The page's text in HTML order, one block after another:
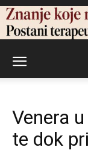
Venera
te dok